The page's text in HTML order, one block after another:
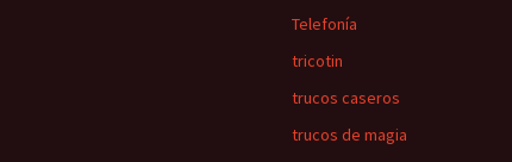
Telefonía
tricotin
trucos caseros
trucos de magia